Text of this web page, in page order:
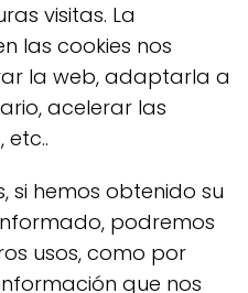
visitas. La
las cookies nos
la web, adaptarla a
acelerar las
etc..
si hemos obtenido su
podremos
usos, como por
que nos